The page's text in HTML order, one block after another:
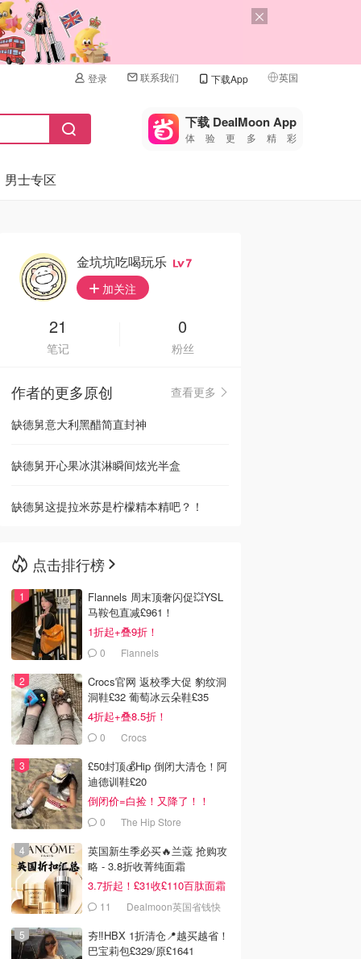
登录 联系我们 下载App 英国
🇺🇸
🇨🇳 中国
🇦🇺
🇳🇿新西兰
下载 DealMoon App
体验更多精彩
男士专区
金坑坑吃喝玩乐 7
加关注
21
笔记
0
粉丝
作者的更多原创
查看更多
缺德舅意大利黑醋简直封神
缺德舅开心果冰淇淋瞬间炫光半盒
缺德舅这提拉米苏是柠檬精本精吧？！
点击排行榜
Flannels 周末顶奢闪促💥YSL
马鞍包直减£961！
1折起+叠9折！
0 Flannels
Crocs官网 返校季大促 豹纹洞
洞鞋£32 葡萄冰云朵鞋£35
4折起+叠8.5折！
0 Crocs
£50封顶💰Hip 倒闭大清仓！阿
迪德训鞋£20
倒闭价=白捡！又降了！！
0 The Hip Store
英国新生季必买🔥兰蔻 抢购攻
略 - 3.8折收菁纯面霜
3.7折起！£31收£110百肽面霜
套装
11
Dealmoon英国省钱快
夯‼️HBX 1折清仓📍越买越省！
巴宝莉包£329/原£1641